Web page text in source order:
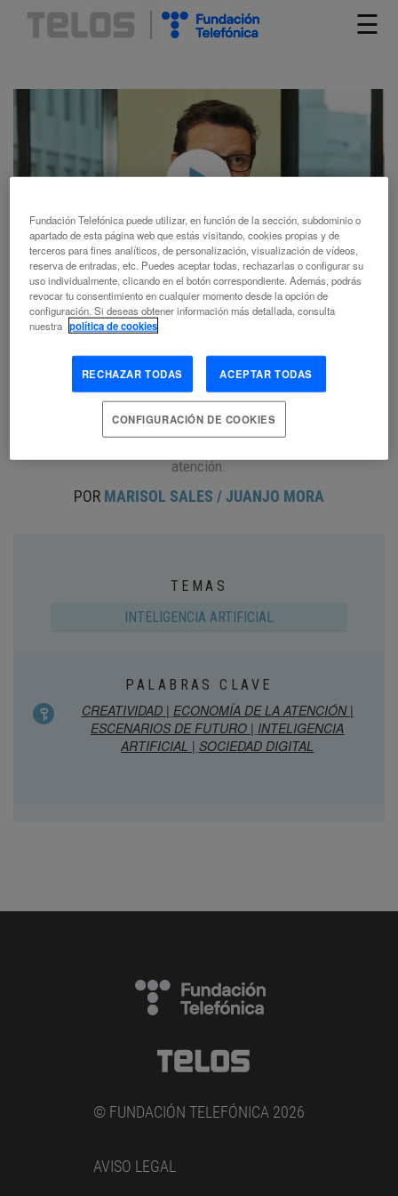
☰
Roger Casas-Alatriste: “No hay ningún espacio de la sociedad
que se libre de la IA”
Entrevistamos aRoger Casas-Alatriste, fundador de El
Cañonazo Transmedia, creador del pódcast ‘Su atención, por
favor’ y autor del libroTu atención, por favor
atención.
POR MARISOL SALES / JUANJO MORA
TEMAS
INTELIGENCIA ARTIFICIAL
PALABRAS CLAVE
CREATIVIDAD | ECONOMÍA DE LA ATENCIÓN |
ESCENARIOS DE FUTURO | INTELIGENCIA
ARTIFICIAL | SOCIEDAD DIGITAL
© FUNDACIÓN TELEFÓNICA 2026
AVISO LEGAL
Fundación Telefónica puede utilizar, en función de la sección, subdominio o
apartado de esta página web que estás visitando, cookies propias y de
terceros para fines analíticos, de personalización, visualización de vídeos,
reserva de entradas, etc. Puedes aceptar todas, rechazarlas o configurar su
uso individualmente, clicando en el botón correspondiente. Además, podrás
revocar tu consentimiento en cualquier momento desde la opción de
configuración. Si deseas obtener información más detallada, consulta
nuestra política de cookies
RECHAZAR TODAS ACEPTAR TODAS
CONFIGURACIÓN DE COOKIES